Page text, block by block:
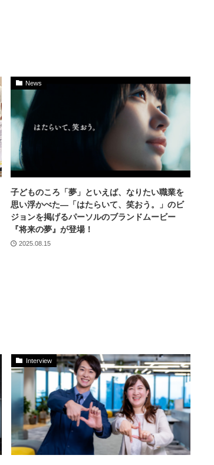
News
子どものころ「夢」といえば、なりたい職業を
思い浮かべた―「はたらいて、笑おう。」のビ
ジョンを掲げるパーソルのブランドムービー
『将来の夢』が登場！
2025.08.15
Interview